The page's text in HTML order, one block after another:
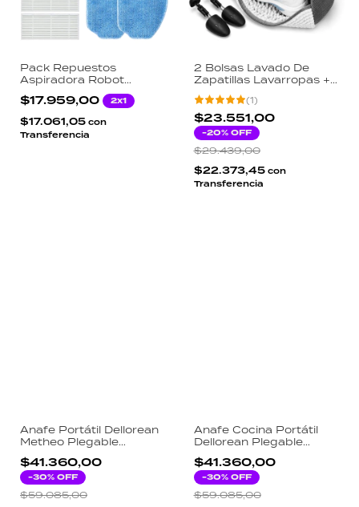
Pack Repuestos
Aspiradora Robot
Dellorean Robot.ito Kit 3
Filtros HEPA 2 Cepillos
Laterales 2 Mopas
Microfibra
$17.959,00 2x1
$17.061,05 con
Transferencia
2 Bolsas Lavado De
Zapatillas Lavarropas +
Soporte Interno 3d
Dellorean(1)
$23.551,00
-20% OFF
$29.439,00
$22.373,45 con
Transferencia
Anafe Portátil Dellorean
Metheo Plegable
2600W Encendido
Piezoeléctrico Camping
Gas Butano Verde
Funda
$41.360,00
-30% OFF
$59.085,00
Anafe Cocina Portátil
Dellorean Plegable
Camping Gas Butano
Beige
$41.360,00
-30% OFF
$59.085,00